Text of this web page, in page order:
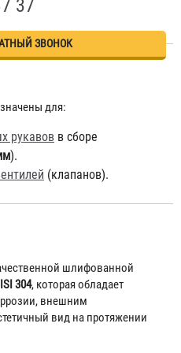
37
ЗВОНОК
для:
рукавов в сборе
).
(клапанов).
шлифованной
304, которая обладает
внешним
вид на протяжении